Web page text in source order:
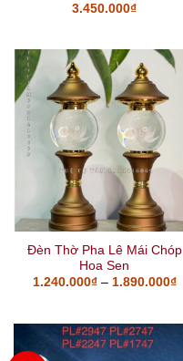
3.450.000₫
Đèn Thờ Pha Lê Mái Chóp
Hoa Sen
1.240.000₫– 1.890.000₫